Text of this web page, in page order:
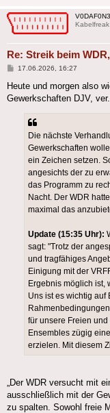
V0DAF0N3
Kabelfreak
Re: Streik beim
Beitrag
17.06.2026, 16:27
Heute und morgen also
Gewerkschaften DJV,
Die nächste
Gewerkschaften
ein Zeichen setzen.
angesichts der zu
das Programm zu
Nacht. Der WDR
maximal das
Update (15:35 Uhr):
sagt: "Trotz der
und tragfähiges
Einigung mit der
Ergebnis möglich ist,
Uns ist es wichtig auf
für unsere Freien
Ensembles zügig
erzielen. Mit diesem
„Der WDR versucht mit
ausschließlich mit der
zu spalten. Sowohl freie